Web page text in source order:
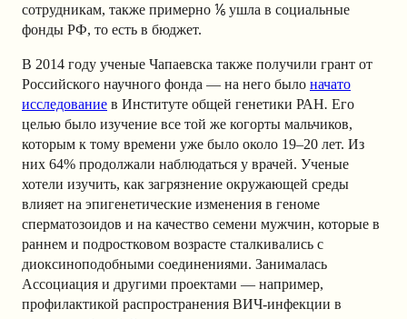
сотрудникам, также примерно ⅙ ушла в социальные
фонды РФ, то есть в бюджет.
В 2014 году ученые Чапаевска также получили грант от
Российского научного фонда — на него было начато
исследование в Институте общей генетики РАН. Его
целью было изучение все той же когорты мальчиков,
которым к тому времени уже было около 19–20 лет. Из
них 64% продолжали наблюдаться у врачей. Ученые
хотели изучить, как загрязнение окружающей среды
влияет на эпигенетические изменения в геноме
сперматозоидов и на качество семени мужчин, которые в
раннем и подростковом возрасте сталкивались с
диоксиноподобными соединениями. Занималась
Ассоциация и другими проектами — например,
профилактикой распространения ВИЧ-инфекции в